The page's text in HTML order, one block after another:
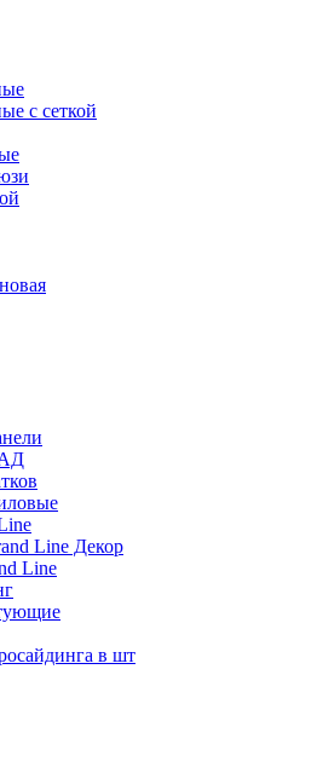
с сеткой
Line Декор
Line
в шт